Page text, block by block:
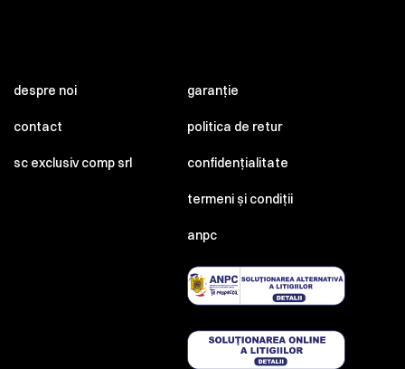
despre noi
contact
sc exclusiv comp srl
garanție
politica de retur
confidențialitate
termeni și condiții
anpc